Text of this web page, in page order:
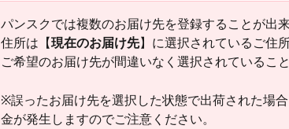
パンスクでは複数のお届け先を登録することが出
住所は【現在のお届け先】に選択されているご住
ご希望のお届け先が間違いなく選択されているこ
※誤ったお届け先を選択した状態で出荷された場
金が発生しますのでご注意ください。